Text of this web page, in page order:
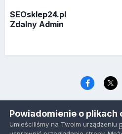
SEOsklep24.pl
Zdalny Admin
Powered by
Powiadomienie o plikach
Umieściliśmy na Twoim urządzeniu